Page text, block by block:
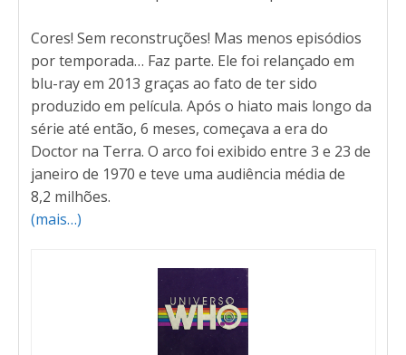
Cores! Sem reconstruções! Mas menos episódios
por temporada… Faz parte. Ele foi relançado em
blu-ray em 2013 graças ao fato de ter sido
produzido em película. Após o hiato mais longo da
série até então, 6 meses, começava a era do
Doctor na Terra. O arco foi exibido entre 3 e 23 de
janeiro de 1970 e teve uma audiência média de
8,2 milhões.
(mais…)